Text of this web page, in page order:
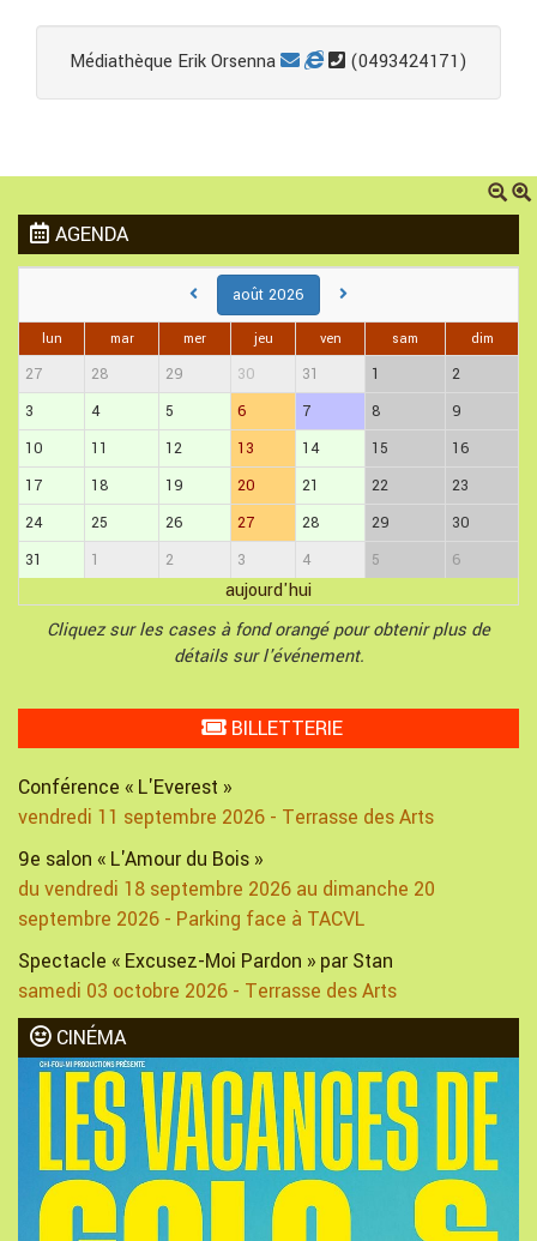
Médiathèque Erik Orsenna (0493424171)
AGENDA
août 2026
lun mar mer jeu ven sam dim
27 28 29 30 31 1
2
3
4 5 6 7 8
9
10
11 12 13 14 15
16
17
18 19 20 21 22
23
24
25 26 27 28 29
30
31
1 2 3 4 5 6
aujourd'hui
Cliquez sur les cases à fond orangé pour obtenir plus de
détails sur l'événement.
BILLETTERIE
Conférence « L'Everest »
vendredi 11 septembre 2026 - Terrasse des Arts
9e salon « L'Amour du Bois »
du vendredi 18 septembre 2026 au dimanche 20
septembre 2026 - Parking face à TACVL
Spectacle « Excusez-Moi Pardon » par Stan
samedi 03 octobre 2026 - Terrasse des Arts
CINÉMA